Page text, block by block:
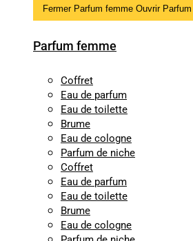
Fermer Parfum femme Ouvrir
Parfum femme
Coffret
Eau de parfum
Eau de toilette
Brume
Eau de cologne
Parfum de niche
Coffret
Eau de parfum
Eau de toilette
Brume
Eau de cologne